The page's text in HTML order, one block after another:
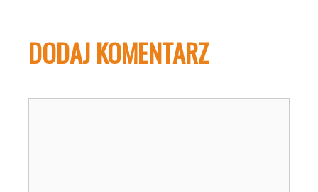
DODAJ KOMENTARZ